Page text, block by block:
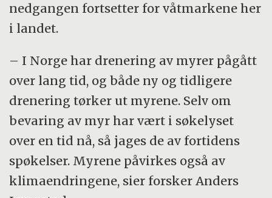
nedgangen fortsetter for våtmarkene her
i landet.
– I Norge har drenering av myrer pågått
over lang tid, og både ny og tidligere
drenering tørker ut myrene. Selv om
bevaring av myr har vært i søkelyset
over en tid nå, så jages de av fortidens
spøkelser. Myrene påvirkes også av
klimaendringene, sier forsker Anders